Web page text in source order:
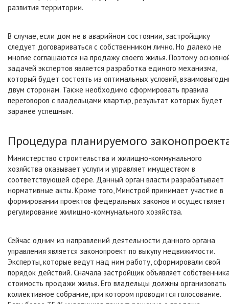
развития территории.
В случае, если дом не в аварийном состоянии, застройщику
следует договариваться с собственником лично. Но далеко не
многие соглашаются на продажу своего жилья. Поэтому
задачей экспертов является разработка единого механизма,
который будет состоять из оптимальных условий,
двум сторонам. Также необходимо сформировать правила
переговоров с владельцами квартир, результат которых будет
заранее успешным.
Процедура планируемого
Министерство строительства и жилищно-коммунального
хозяйства оказывает услуги и управляет имуществом в
соответствующей сфере. Данный орган власти разрабатывает
нормативные акты. Кроме того, Минстрой принимает участие в
формировании проектов федеральных законов и осуществляет
регулирование жилищно-коммунального хозяйства.
Сейчас одним из направлений деятельности данного органа
управления является законопроект по выкупу недвижимости.
Эксперты, которые ведут над ним работу, сформировали свой
порядок действий. Сначала застройщик объявляет
стоимость продажи жилья. Его владельцы должны организовать
коллективное собрание, при котором проводится голосование.